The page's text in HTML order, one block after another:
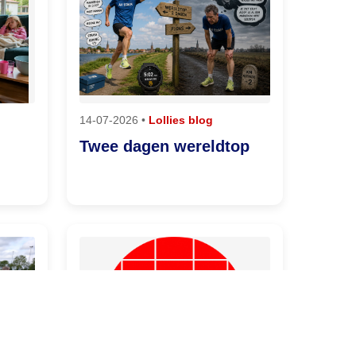
14-07-2026 • Lollies blog
Twee dagen wereldtop